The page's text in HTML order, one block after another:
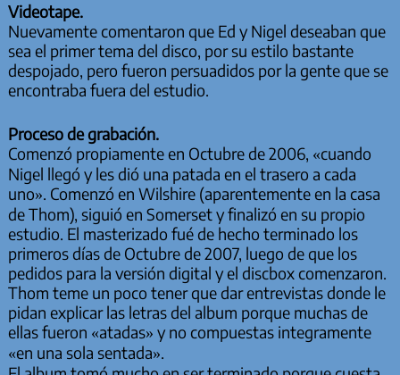
Videotape.
Nuevamente comentaron que Ed y Nigel deseaban que
sea el primer tema del disco, por su estilo bastante
despojado, pero fueron persuadidos por la gente que se
encontraba fuera del estudio.
Proceso de grabación.
Comenzó propiamente en Octubre de 2006, «cuando
Nigel llegó y les dió una patada en el trasero a cada
uno». Comenzó en Wilshire (aparentemente en la casa
de Thom), siguió en Somerset y finalizó en su propio
estudio. El masterizado fué de hecho terminado los
primeros días de Octubre de 2007, luego de que los
pedidos para la versión digital y el discbox comenzaron.
Thom teme un poco tener que dar entrevistas donde le
pidan explicar las letras del album porque muchas de
ellas fueron «atadas» y no compuestas integramente
«en una sola sentada».